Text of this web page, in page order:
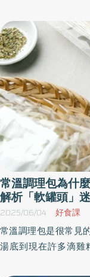
全的關鍵在於處理方
正不該隔夜食用的東
常溫調理包為什
解析「軟罐頭」
2025/06/04 好食課
常溫調理包是很常見
湯底到現在許多滴雞